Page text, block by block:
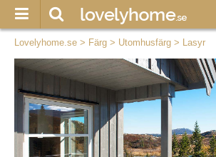
Lovelyhome.se > Färg > Utomhusfärg > Lasyr